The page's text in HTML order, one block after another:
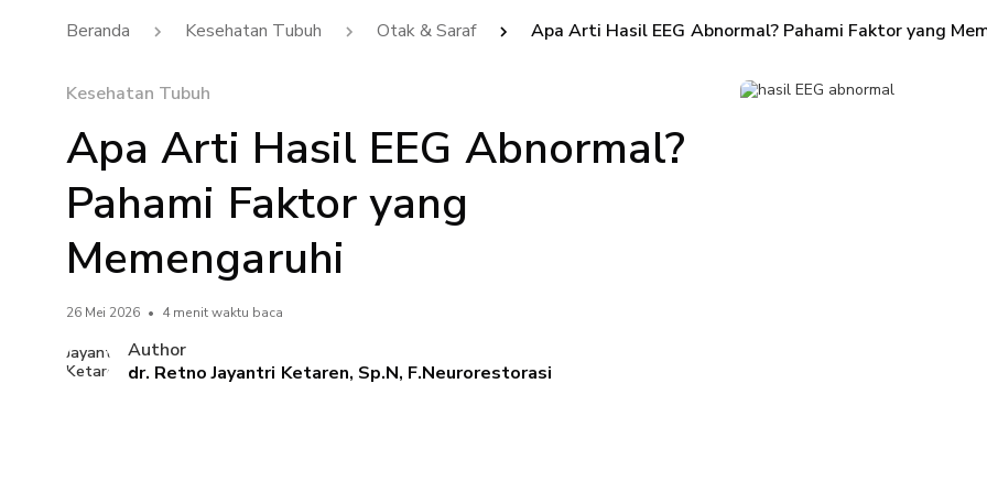
Beranda Kesehatan Tubuh Otak & Saraf Apa Arti Hasil EEG Abnormal? Pahami Faktor yang
Kesehatan Tubuh
Apa Arti Hasil EEG Abnormal?
Pahami Faktor yang
Memengaruhi
26 Mei 2026 • 4 menit waktu baca
Author
dr. Retno Jayantri Ketaren, Sp.N, F.Neurorestorasi